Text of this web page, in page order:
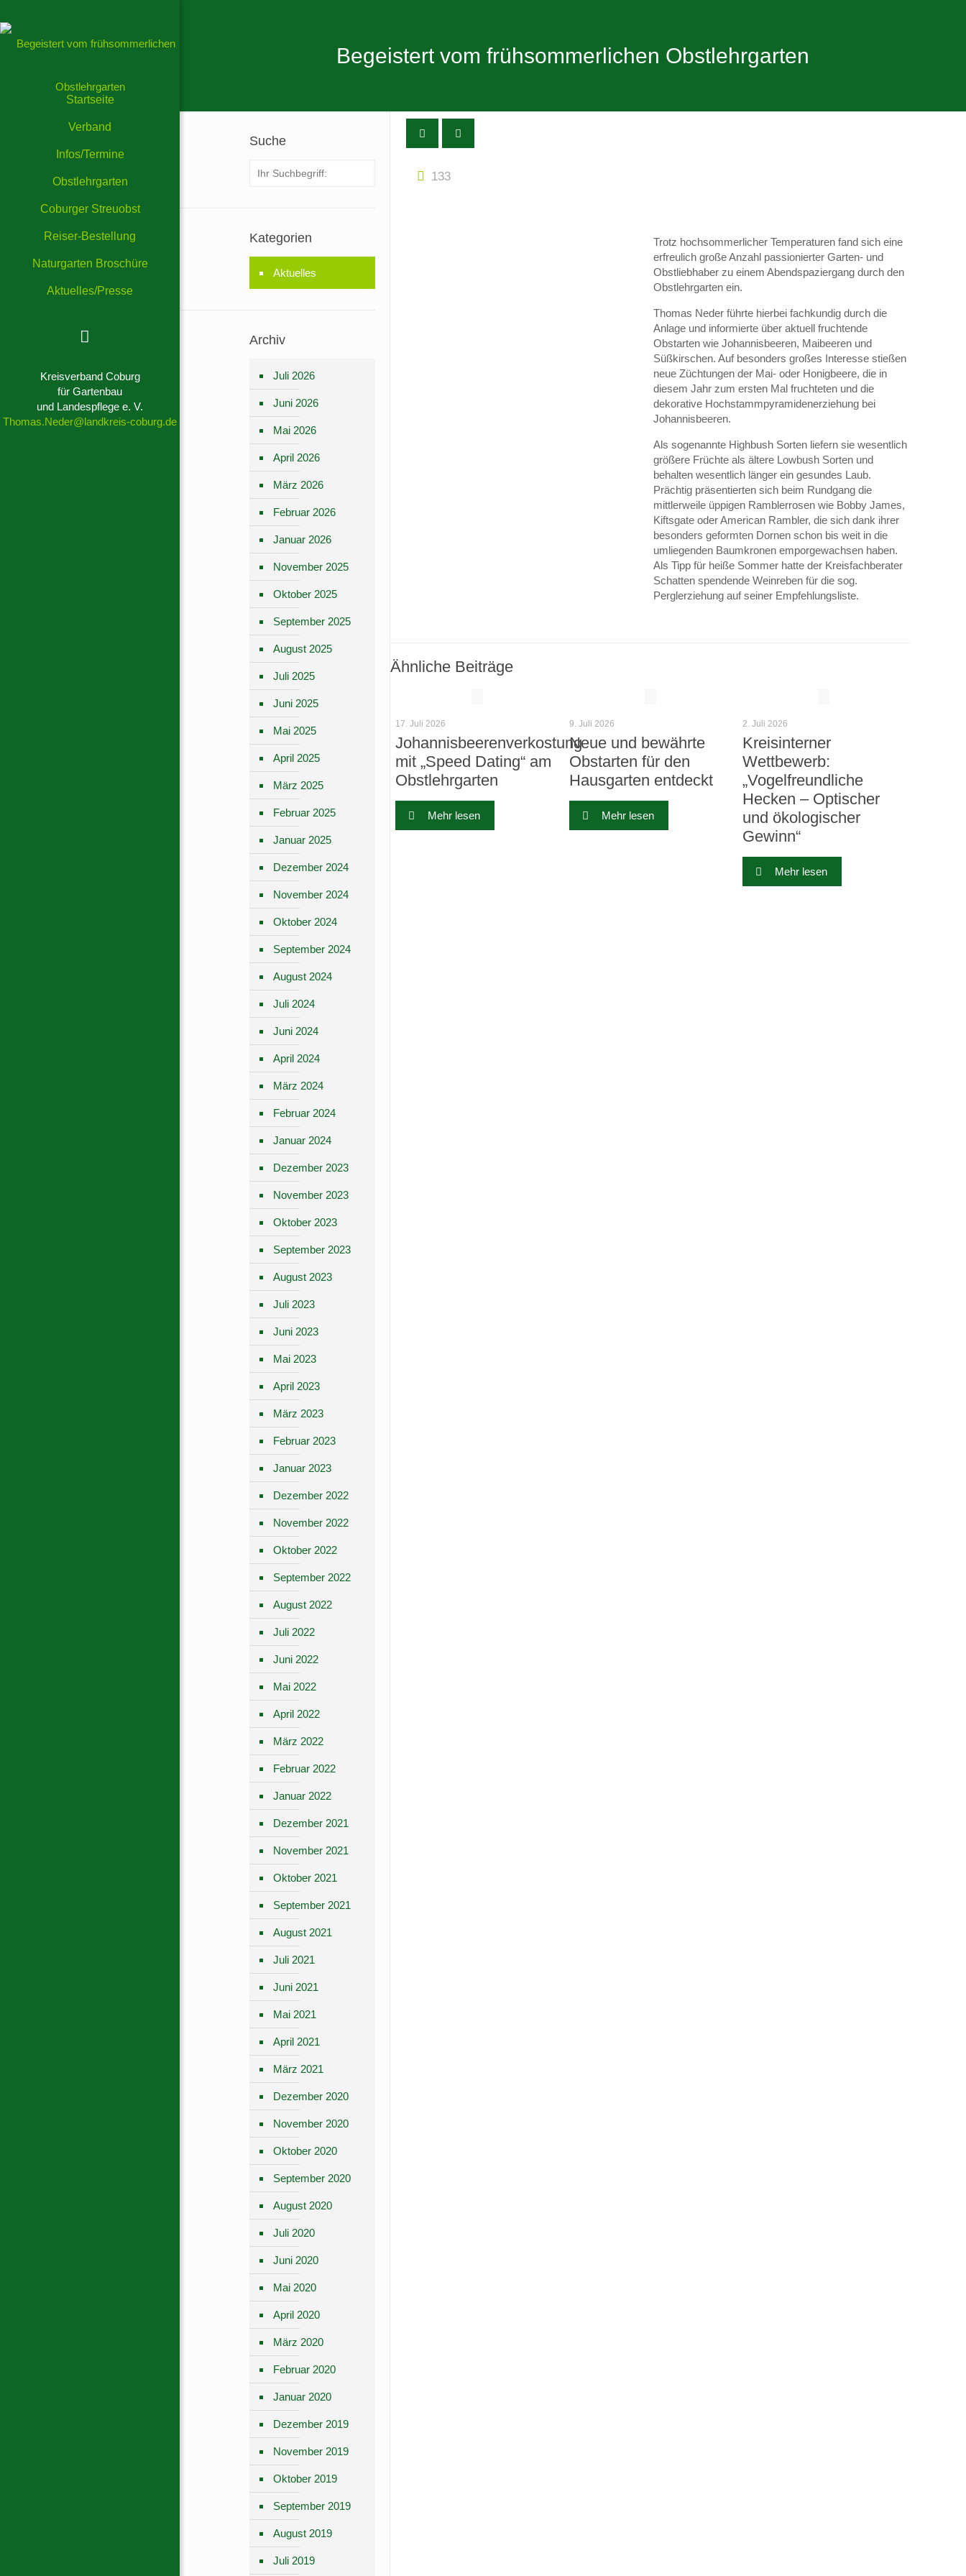
Startseite
Verband
Infos/Termine
Obstlehrgarten
Coburger Streuobst
Reiser-Bestellung
Naturgarten Broschüre
Aktuelles/Presse
Kreisverband Coburg
für Gartenbau
und Landespflege e. V.
Thomas.Neder@landkreis-coburg.de
Begeistert vom frühsommerlichen Obstlehrgarten
133
Trotz hochsommerlicher Temperaturen fand sich eine
erfreulich große Anzahl passionierter Garten- und
Obstliebhaber zu einem Abendspaziergang durch den
Obstlehrgarten ein.
Thomas Neder führte hierbei fachkundig durch die
Anlage und informierte über aktuell fruchtende
Obstarten wie Johannisbeeren, Maibeeren und
Süßkirschen. Auf besonders großes Interesse stießen
neue Züchtungen der Mai- oder Honigbeere, die in
diesem Jahr zum ersten Mal fruchteten und die
dekorative Hochstammpyramidenerziehung bei
Johannisbeeren.
Als sogenannte Highbush Sorten liefern sie wesentlich
größere Früchte als ältere Lowbush Sorten und
behalten wesentlich länger ein gesundes Laub.
Prächtig präsentierten sich beim Rundgang die
mittlerweile üppigen Ramblerrosen wie Bobby James,
Kiftsgate oder American Rambler, die sich dank ihrer
besonders geformten Dornen schon bis weit in die
umliegenden Baumkronen emporgewachsen haben.
Als Tipp für heiße Sommer hatte der Kreisfachberater
Schatten spendende Weinreben für die sog.
Perglerziehung auf seiner Empfehlungsliste.
Ähnliche Beiträge
17. Juli 2026
Johannisbeerenverkostung
mit „Speed Dating“ am
Obstlehrgarten
Mehr lesen
9. Juli 2026
Neue und bewährte
Obstarten für den
Hausgarten entdeckt
Mehr lesen
2. Juli 2026
Kreisinterner
Wettbewerb:
„Vogelfreundliche
Hecken – Optischer
und ökologischer
Gewinn“
Mehr lesen
Suche
Kategorien
Aktuelles
Archiv
Juli 2026
Juni 2026
Mai 2026
April 2026
März 2026
Februar 2026
Januar 2026
November 2025
Oktober 2025
September 2025
August 2025
Juli 2025
Juni 2025
Mai 2025
April 2025
März 2025
Februar 2025
Januar 2025
Dezember 2024
November 2024
Oktober 2024
September 2024
August 2024
Juli 2024
Juni 2024
April 2024
März 2024
Februar 2024
Januar 2024
Dezember 2023
November 2023
Oktober 2023
September 2023
August 2023
Juli 2023
Juni 2023
Mai 2023
April 2023
März 2023
Februar 2023
Januar 2023
Dezember 2022
November 2022
Oktober 2022
September 2022
August 2022
Juli 2022
Juni 2022
Mai 2022
April 2022
März 2022
Februar 2022
Januar 2022
Dezember 2021
November 2021
Oktober 2021
September 2021
August 2021
Juli 2021
Juni 2021
Mai 2021
April 2021
März 2021
Dezember 2020
November 2020
Oktober 2020
September 2020
August 2020
Juli 2020
Juni 2020
Mai 2020
April 2020
März 2020
Februar 2020
Januar 2020
Dezember 2019
November 2019
Oktober 2019
September 2019
August 2019
Juli 2019